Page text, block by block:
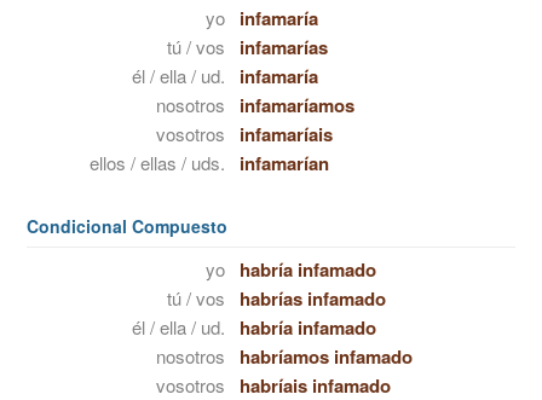
yo infamaría
tú / vos infamarías
él / ella / ud. infamaría
nosotros infamaríamos
vosotros infamaríais
ellos / ellas / uds. infamarían
Condicional Compuesto
yo habría infamado
tú / vos habrías infamado
él / ella / ud. habría infamado
nosotros habríamos infamado
vosotros habríais infamado